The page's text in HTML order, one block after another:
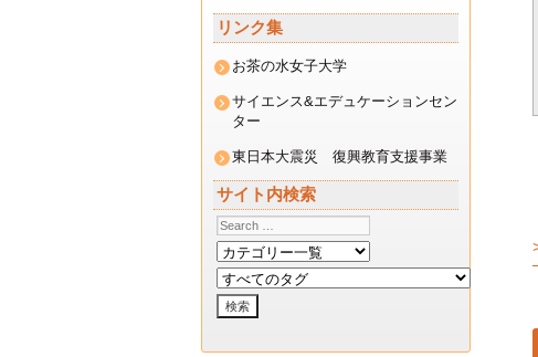
リンク集
お茶の水女子大学
サイエンス&エデュケーションセン
ター
東日本大震災 復興教育支援事業
サイト内検索